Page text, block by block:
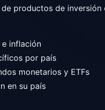
productos de inversión
e inflación
por país
monetarios y ETFs
en su país